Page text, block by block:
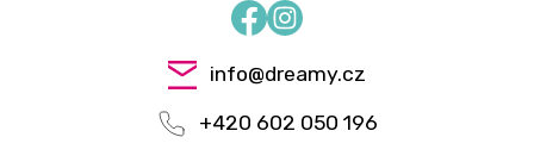
FacebookInstagram
info@dreamy.cz
+420 602 050 196